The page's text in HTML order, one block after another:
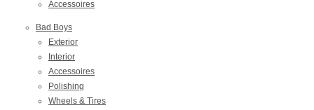
Accessoires
Bad Boys
Exterior
Interior
Accessoires
Polishing
Wheels & Tires